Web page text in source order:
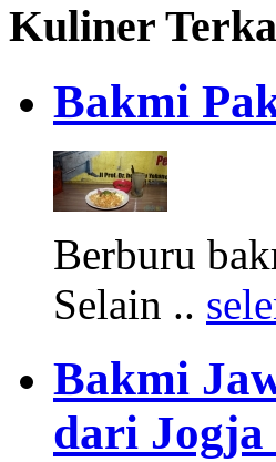
Kuliner
Bakmi
Berburu
Selain ..
Bakmi
dari Jogja